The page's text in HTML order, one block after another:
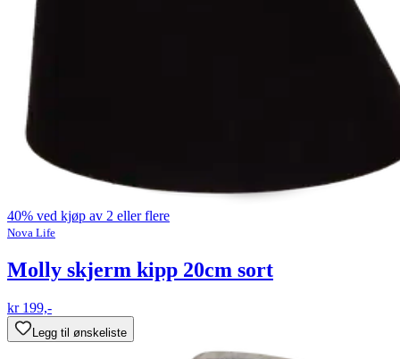
40% ved kjøp av 2 eller flere
Nova Life
Molly skjerm kipp 20cm sort
kr 199,-
Legg til ønskeliste